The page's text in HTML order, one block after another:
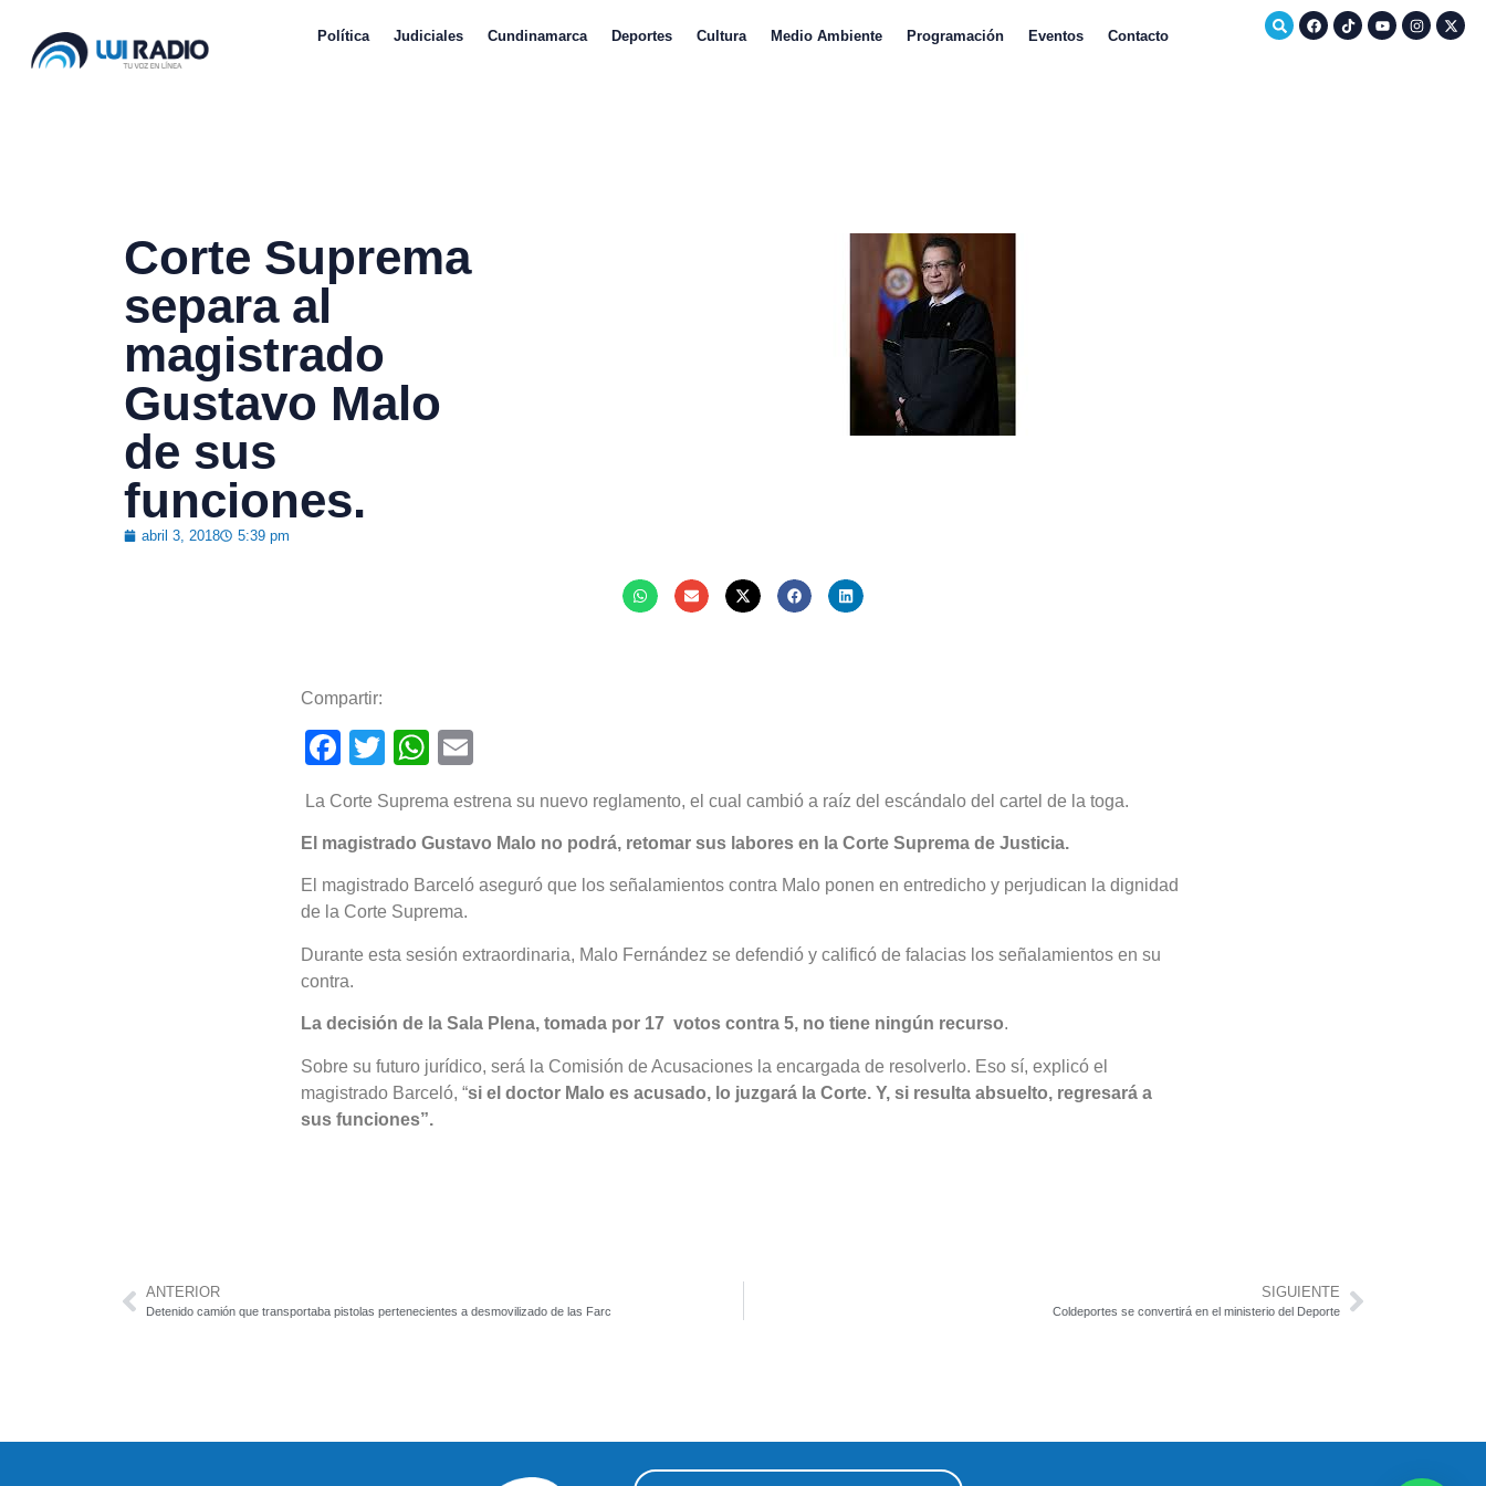
Política Judiciales Cundinamarca Deportes Cultura Medio Ambiente Programación Eventos Contacto
Corte Suprema
separa al
magistrado
Gustavo Malo
de sus
funciones.
abril 3, 2018 5:39 pm
Compartir:
Facebook
TwitterWhatsApp
La Corte Suprema estrena su nuevo reglamento, el cual cambió a raíz del escándalo del cartel de la toga.
El magistrado Gustavo Malo no podrá, retomar sus labores en la Corte Suprema de Justicia.
El magistrado Barceló aseguró que los señalamientos contra Malo ponen en entredicho y perjudican la dignidad
de la Corte Suprema.
Durante esta sesión extraordinaria, Malo Fernández se defendió y calificó de falacias los señalamientos en su
contra.
La decisión de la Sala Plena, tomada por 17 votos contra 5, no tiene ningún recurso.
Sobre su futuro jurídico, será la Comisión de Acusaciones la encargada de resolverlo. Eso sí, explicó el
magistrado Barceló, “si el doctor Malo es acusado, lo juzgará la Corte. Y, si resulta absuelto, regresará a
sus funciones”.
ANTERIOR
Detenido camión que transportaba pistolas pertenecientes a desmovilizado de las Farc
SIGUIENTE
Coldeportes se convertirá en el ministerio del Deporte